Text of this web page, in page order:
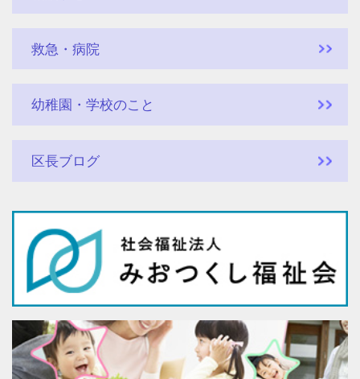
救急・病院
幼稚園・学校のこと
区長ブログ